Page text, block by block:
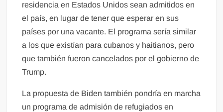
residencia en Estados Unidos sean admitidos en
el país, en lugar de tener que esperar en sus
países por una vacante. El programa sería similar
a los que existían para cubanos y haitianos, pero
que también fueron cancelados por el gobierno de
Trump.
La propuesta de Biden también pondría en marcha
un programa de admisión de refugiados en